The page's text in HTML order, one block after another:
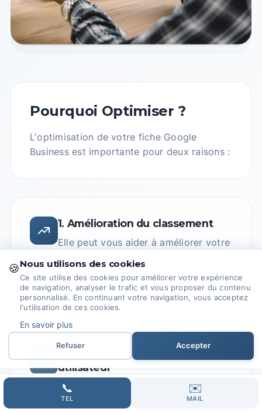
Pourquoi Optimiser ?
L'optimisation de votre fiche Google
Business est importante pour deux raisons :
1. Amélioration du classement
Elle peut vous aider à améliorer votre
de trafic et de clients potentiels.
2. Optimisation de l'expérience
utilisateur
Elle peut vous aider à tirer le meilleur
parti de votre compte en permettant
📞
TEL
✉️
MAIL
🍪Nous utilisons des cookies
Ce site utilise des cookies pour améliorer votre expérience
de navigation, analyser le trafic et vous proposer du contenu
personnalisé. En continuant votre navigation, vous acceptez
l'utilisation de ces cookies.
En savoir plus
Refuser Accepter